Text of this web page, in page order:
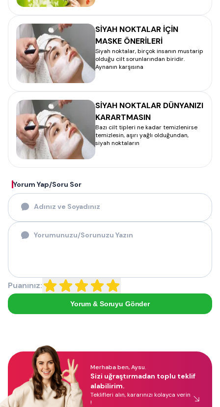
SİYAH NOKTALAR İÇİN
MASKE ÖNERİLERİ
Siyah noktalar, birçok insanın mustarip
olduğu cilt sorunlarından biridir.
Aynanın karşısına
SİYAH NOKTALAR DÜNYANIZI
KARARTMASIN
Bazı cilt tipleri ne kadar temizlenirse
temizlesin, aşırı yağlı olduğundan,
siyah noktaların
Yorum Yap/Soru Sor
Puanınız:
Yorum & Soruyu Gönder
Merhaba ben, Aysu.
Sizi uğraştırmadan toplu teklif
alabilirim.
Teklifleri alın, kararınızı kolayca verin
!